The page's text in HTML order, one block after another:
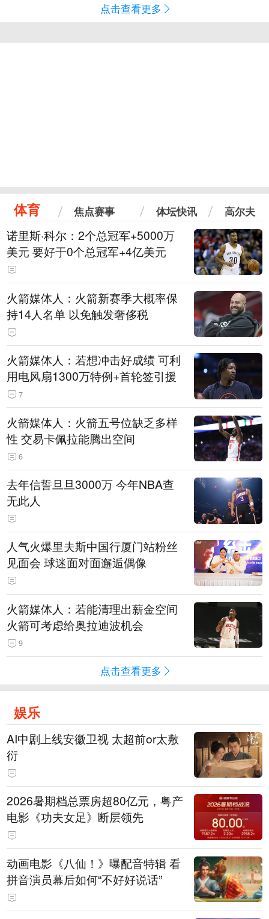
点击查看更多
体育 焦点赛事 体坛快讯 高尔夫
诺里斯·科尔：2个总冠军+5000万
美元 要好于0个总冠军+4亿美元
火箭媒体人：火箭新赛季大概率保
持14人名单 以免触发奢侈税
火箭媒体人：若想冲击好成绩 可利
用电风扇1300万特例+首轮签引援
7
火箭媒体人：火箭五号位缺乏多样
性 交易卡佩拉能腾出空间
6
去年信誓旦旦3000万 今年NBA查
无此人
人气火爆里夫斯中国行厦门站粉丝
见面会 球迷面对面邂逅偶像
火箭媒体人：若能清理出薪金空间
火箭可考虑给奥拉迪波机会
9
点击查看更多
娱乐
AI中剧上线安徽卫视 太超前or太敷
衍
2026暑期档总票房超80亿元，粤产
电影《功夫女足》断层领先
动画电影《八仙！》曝配音特辑 看
拼音演员幕后如何“不好好说话”